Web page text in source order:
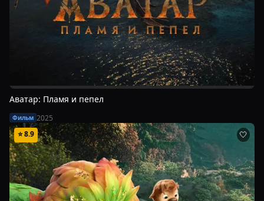
Аватар: Пламя и пепел
Фильм 2025
⭐8.9 🤍